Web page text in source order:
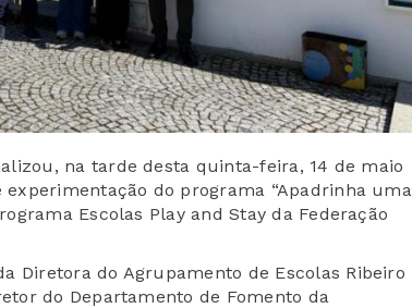
na tarde desta quinta-feira, 14 de maio
do programa “Apadrinha uma
Escolas Play and Stay da Federação
Diretora do Agrupamento de Escolas Ribeiro
do Departamento de Fomento da